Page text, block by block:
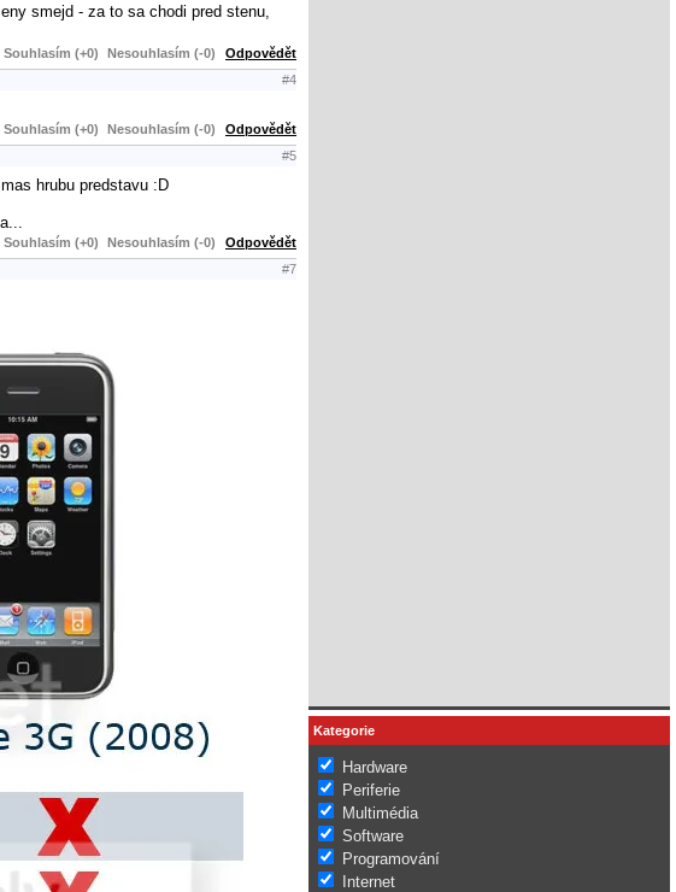
smejd - za to sa chodi pred stenu,
Souhlasím (+0) Nesouhlasím (-0) Odpovědět
#4
Souhlasím (+0) Nesouhlasím (-0) Odpovědět
#5
hrubu predstavu :D
Souhlasím (+0) Nesouhlasím (-0) Odpovědět
#7
Kategorie
Hardware
Periferie
Multimédia
Software
Programování
Internet